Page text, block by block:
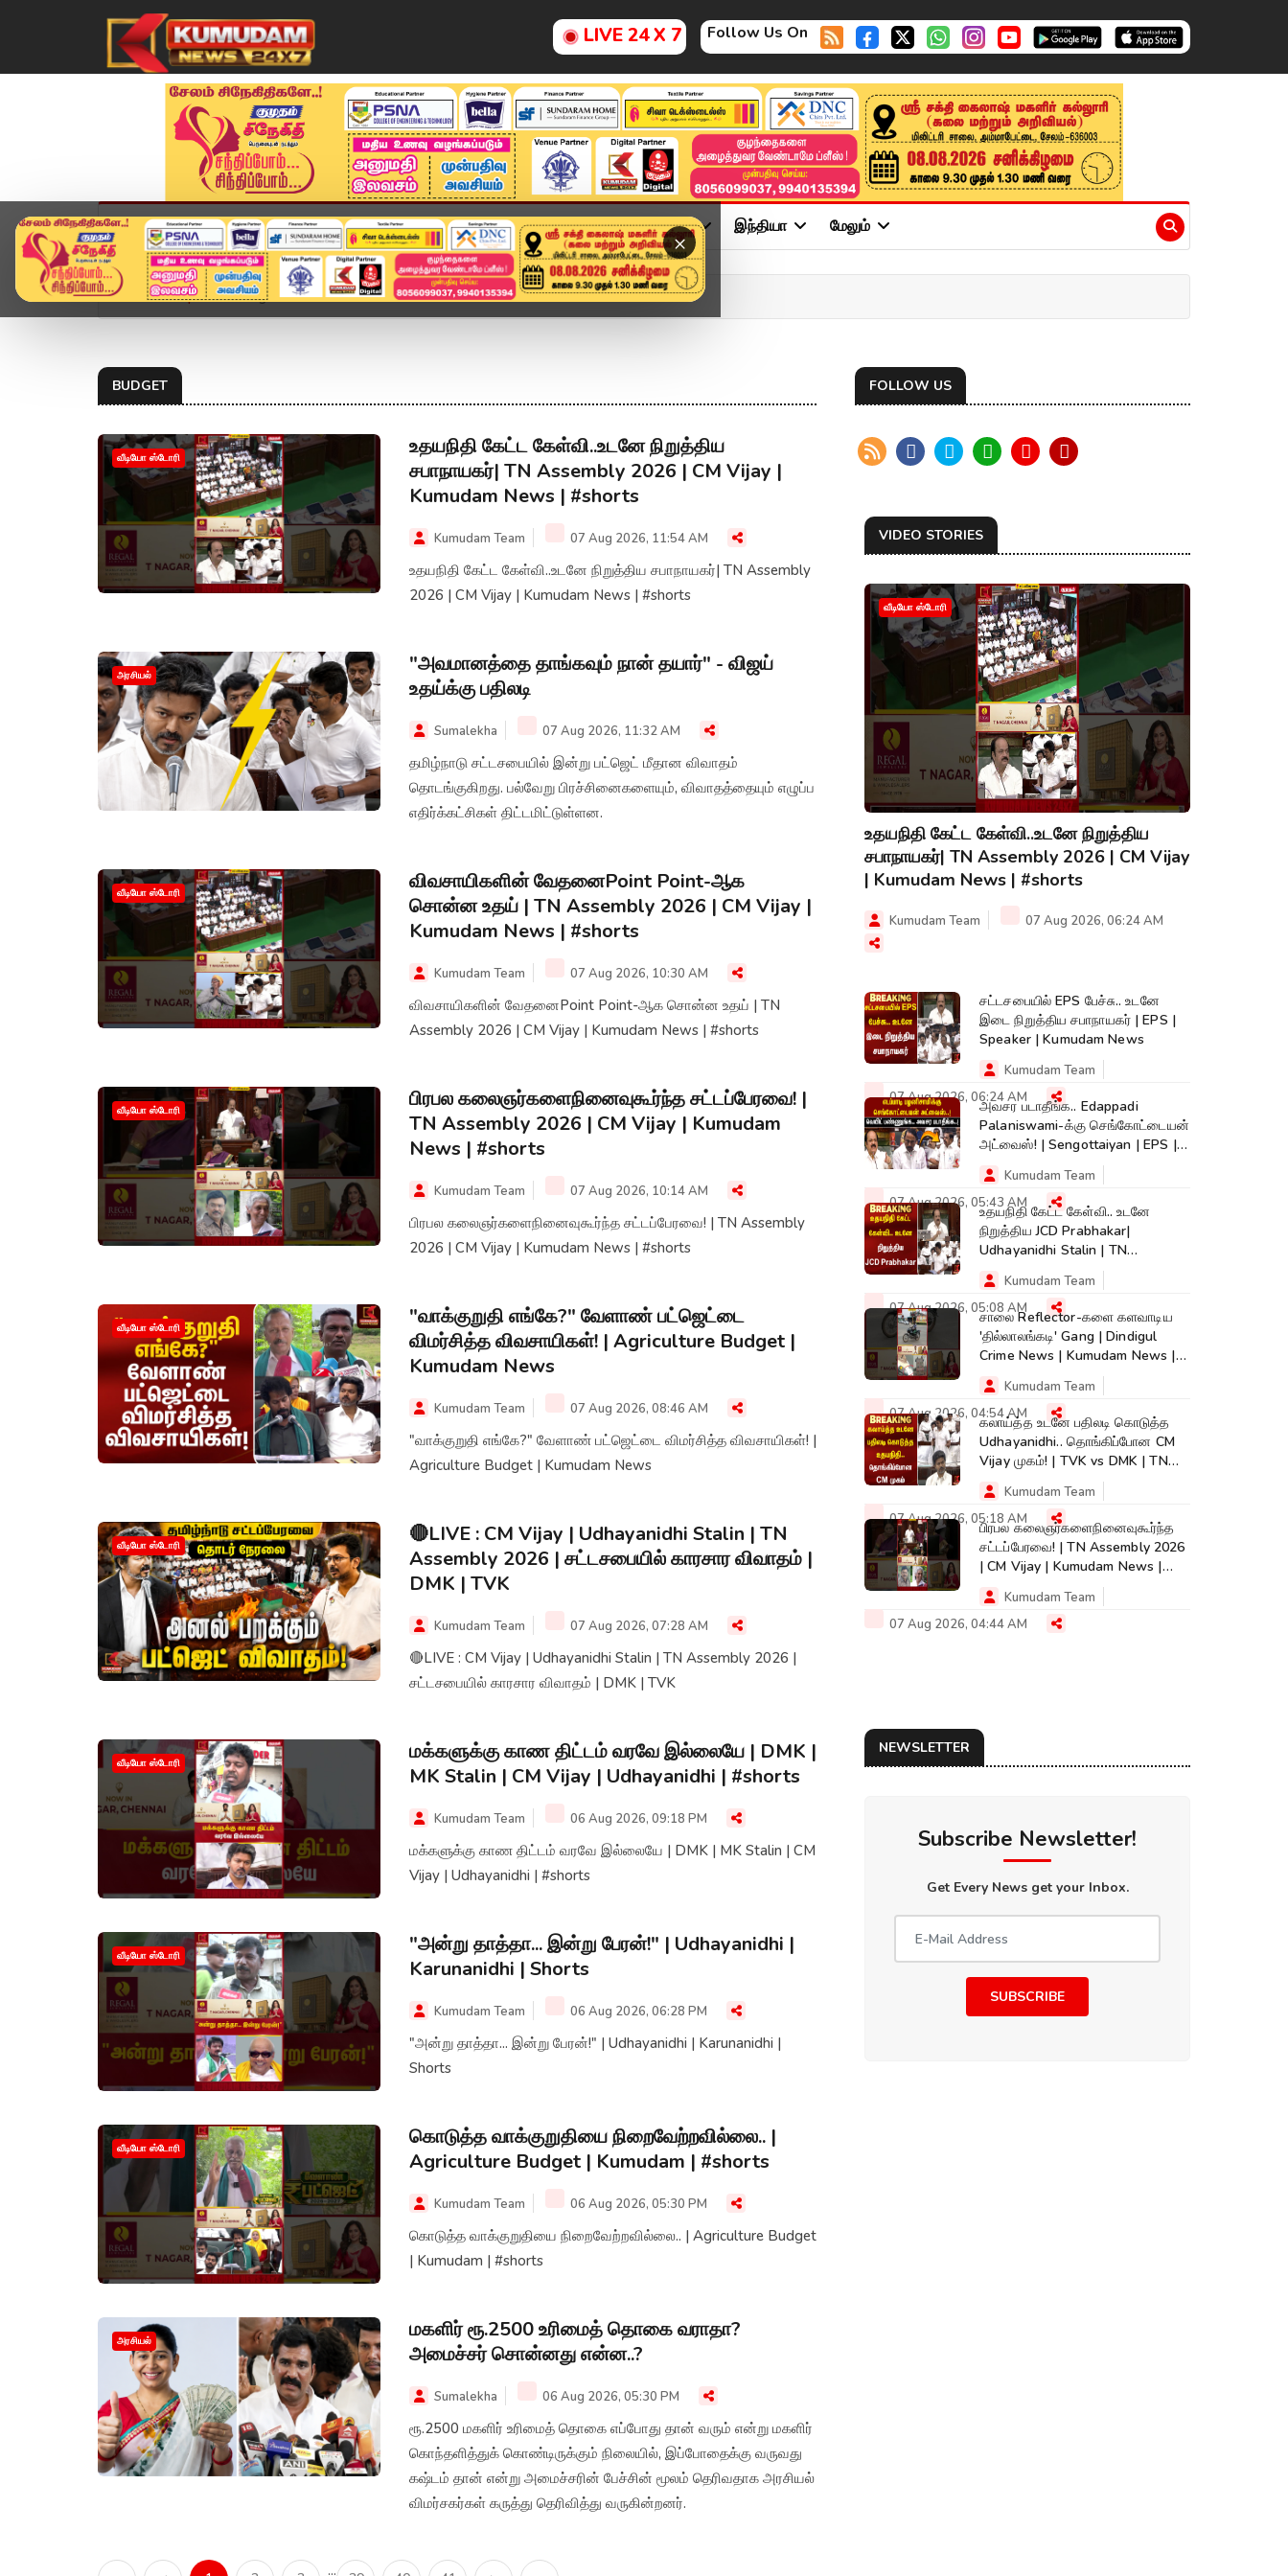
LIVE 24 X 7 Follow Us On
×
முகப்பு விளையாட்டு அண்மை தமிழ்நாடு சினிமா அரசியல் விளையாட்டு இந்தியா மேலும்
Home Topics budget
BUDGET
வீடியோ ஸ்டோரி
உதயநிதி கேட்ட கேள்வி..உடனே நிறுத்திய
சபாநாயகர்| TN Assembly 2026 | CM Vijay |
Kumudam News | #shorts
Kumudam Team 07 Aug 2026, 11:54 AM
உதயநிதி கேட்ட கேள்வி..உடனே நிறுத்திய சபாநாயகர்| TN Assembly
2026 | CM Vijay | Kumudam News | #shorts
அரசியல்
"அவமானத்தை தாங்கவும் நான் தயார்" - விஜய்
உதய்க்கு பதிலடி
Sumalekha 07 Aug 2026, 11:32 AM
தமிழ்நாடு சட்டசபையில் இன்று பட்ஜெட் மீதான விவாதம்
தொடங்குகிறது. பல்வேறு பிரச்சினைகளையும், விவாதத்தையும் எழுப்ப
எதிர்க்கட்சிகள் திட்டமிட்டுள்ளன.
வீடியோ ஸ்டோரி
விவசாயிகளின் வேதனைPoint Point-ஆக
சொன்ன உதய் | TN Assembly 2026 | CM Vijay |
Kumudam News | #shorts
Kumudam Team 07 Aug 2026, 10:30 AM
விவசாயிகளின் வேதனைPoint Point-ஆக சொன்ன உதய் | TN
Assembly 2026 | CM Vijay | Kumudam News | #shorts
வீடியோ ஸ்டோரி
பிரபல கலைஞர்களைநினைவுகூர்ந்த சட்டப்பேரவை! |
TN Assembly 2026 | CM Vijay | Kumudam
News | #shorts
Kumudam Team 07 Aug 2026, 10:14 AM
பிரபல கலைஞர்களைநினைவுகூர்ந்த சட்டப்பேரவை! | TN Assembly
2026 | CM Vijay | Kumudam News | #shorts
வீடியோ ஸ்டோரி
"வாக்குறுதி எங்கே?" வேளாண் பட்ஜெட்டை
விமர்சித்த விவசாயிகள்! | Agriculture Budget |
Kumudam News
Kumudam Team 07 Aug 2026, 08:46 AM
"வாக்குறுதி எங்கே?" வேளாண் பட்ஜெட்டை விமர்சித்த விவசாயிகள்! |
Agriculture Budget | Kumudam News
வீடியோ ஸ்டோரி
🔴LIVE : CM Vijay | Udhayanidhi Stalin | TN
Assembly 2026 | சட்டசபையில் காரசார விவாதம் |
DMK | TVK
Kumudam Team 07 Aug 2026, 07:28 AM
🔴LIVE : CM Vijay | Udhayanidhi Stalin | TN Assembly 2026 |
சட்டசபையில் காரசார விவாதம் | DMK | TVK
வீடியோ ஸ்டோரி
மக்களுக்கு காண திட்டம் வரவே இல்லையே | DMK |
MK Stalin | CM Vijay | Udhayanidhi | #shorts
Kumudam Team 06 Aug 2026, 09:18 PM
மக்களுக்கு காண திட்டம் வரவே இல்லையே | DMK | MK Stalin | CM
Vijay | Udhayanidhi | #shorts
வீடியோ ஸ்டோரி
"அன்று தாத்தா... இன்று பேரன்!" | Udhayanidhi |
Karunanidhi | Shorts
Kumudam Team 06 Aug 2026, 06:28 PM
"அன்று தாத்தா... இன்று பேரன்!" | Udhayanidhi | Karunanidhi |
Shorts
வீடியோ ஸ்டோரி
கொடுத்த வாக்குறுதியை நிறைவேற்றவில்லை.. |
Agriculture Budget | Kumudam | #shorts
Kumudam Team 06 Aug 2026, 05:30 PM
கொடுத்த வாக்குறுதியை நிறைவேற்றவில்லை.. | Agriculture Budget
| Kumudam | #shorts
அரசியல்
மகளிர் ரூ.2500 உரிமைத் தொகை வராதா?
அமைச்சர் சொன்னது என்ன..?
Sumalekha 06 Aug 2026, 05:30 PM
ரூ.2500 மகளிர் உரிமைத் தொகை எப்போது தான் வரும் என்று மகளிர்
கொந்தளித்துக் கொண்டிருக்கும் நிலையில், இப்போதைக்கு வருவது
கஷ்டம் தான் என்று அமைச்சரின் பேச்சின் மூலம் தெரிவதாக அரசியல்
விமர்சகர்கள் கருத்து தெரிவித்து வருகின்றனர்.
...
FOLLOW US
VIDEO STORIES
வீடியோ ஸ்டோரி
உதயநிதி கேட்ட கேள்வி..உடனே நிறுத்திய
சபாநாயகர்| TN Assembly 2026 | CM Vijay
| Kumudam News | #shorts
Kumudam Team 07 Aug 2026, 06:24 AM
சட்டசபையில் EPS பேச்சு.. உடனே
இடை நிறுத்திய சபாநாயகர் | EPS |
Speaker | Kumudam News
Kumudam Team
07 Aug 2026, 06:24 AMஅவசர படாதீங்க.. Edappadi
Palaniswami-க்கு செங்கோட்டையன்
அட்வைஸ்! | Sengottaiyan | EPS |
Kumudam News
Kumudam Team
07 Aug 2026, 05:43 AMஉதயநிதி கேட்ட கேள்வி.. உடனே
நிறுத்திய JCD Prabhakar|
Udhayanidhi Stalin | TN
Assembly | Cauvery
Kumudam Team
07 Aug 2026, 05:08 AMசாலை Reflector-களை களவாடிய
'தில்லாலங்கடி' Gang | Dindigul
Crime News | Kumudam News |
#shorts
Kumudam Team
07 Aug 2026, 04:54 AMகலாய்த்த உடனே பதிலடி கொடுத்த
Udhayanidhi.. தொங்கிப்போன CM
Vijay முகம்! | TVK vs DMK | TN
Assembly
Kumudam Team
07 Aug 2026, 05:18 AMபிரபல கலைஞர்களைநினைவுகூர்ந்த
சட்டப்பேரவை! | TN Assembly 2026
| CM Vijay | Kumudam News |
#shorts
Kumudam Team
07 Aug 2026, 04:44 AM
NEWSLETTER
Subscribe Newsletter!
Get Every News get your Inbox.
SUBSCRIBE